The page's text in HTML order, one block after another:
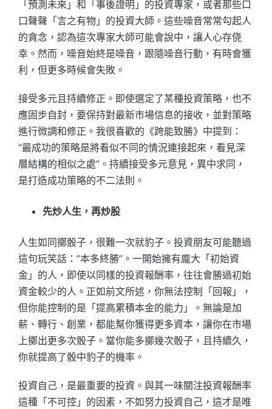
「預測未來」和「事後證明」的投資專家，或者那些口
口聲聲「言之有物」的投資大師。這些噪音常常勾起人
的貪念，認為這次專家大師可能會說中，讓人心存侥
幸。然而，噪音始終是噪音，跟隨噪音行動，有時會獲
利，但更多時候會失敗。
接受多元且持續修正。即使選定了某種投資策略，也不
應固步自封，要保持對最新市場信息的接收，並對策略
進行微調和修正。我很喜歡的《跨能致勝》中提到：
“最成功的策略是將看似不同的情況連接起來，看見深
層結構的相似之處”。持續接受多元意見，異中求同，
是打造成功策略的不二法則。
先炒人生，再炒股
人生如同擲骰子，很難一次就豹子。投資朋友可能聽過
這句玩笑話：“本多終勝”。一開始擁有龐大「初始資
金」的人，即使以同樣的投資報酬率，往往會勝過初始
資金較少的人。正如前文所述，你無法控制「回報」，
但你能控制的是「提高累積本金的能力」。無論是加
薪、轉行、創業，都能幫你獲得更多資本，讓你在市場
上擲出更多次骰子。當你能多擲幾次骰子，且持續久，
你就提高了骰中豹子的機率。
投資自己，是最重要的投資。與其一味關注投資報酬率
這種「不可控」的因素，不如努力投資自己，這才是唯